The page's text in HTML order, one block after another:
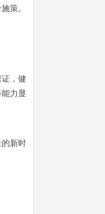
策。
，健
力显
的新时